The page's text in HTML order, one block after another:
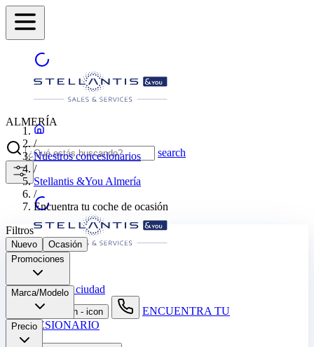
ALMERÍA
search
ALMERÍA
Selecciona otra ciudad
search button - icon
ENCUENTRA TU
CONCESIONARIO
/
Nuestros concesionarios
/
Stellantis &You Almería
/
Encuentra tu coche de ocasión
Filtros
Nuevo
Ocasión
Promociones
Marca/Modelo
Precio